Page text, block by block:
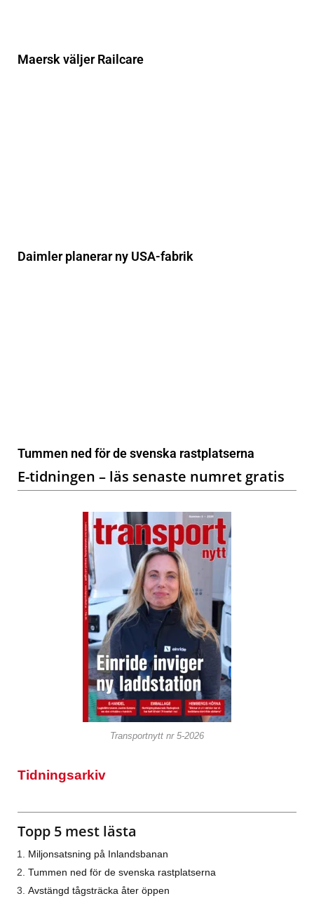
Maersk väljer Railcare
Daimler planerar ny USA-fabrik
Tummen ned för de svenska rastplatserna
E-tidningen – läs senaste numret gratis
Transportnytt nr 5-2026
Tidningsarkiv
Topp 5 mest lästa
Miljonsatsning på Inlandsbanan
Tummen ned för de svenska rastplatserna
Avstängd tågsträcka åter öppen